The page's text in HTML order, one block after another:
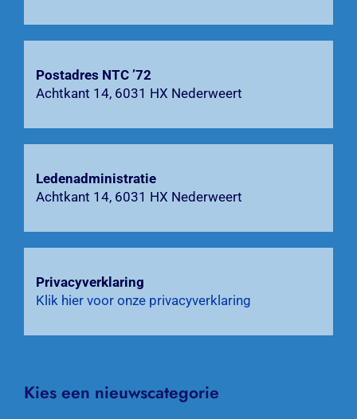
Contact
Zoeken
naar:
Postadres NTC ’72
Achtkant 14, 6031 HX Nederweert
Ledenadministratie
Achtkant 14, 6031 HX Nederweert
Privacyverklaring
Klik hier voor onze privacyverklaring
Kies een nieuwscategorie